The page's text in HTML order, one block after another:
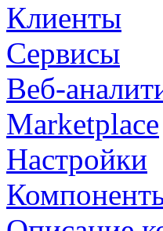
Клиенты
Сервисы
Веб-
Marketplace
Настройки